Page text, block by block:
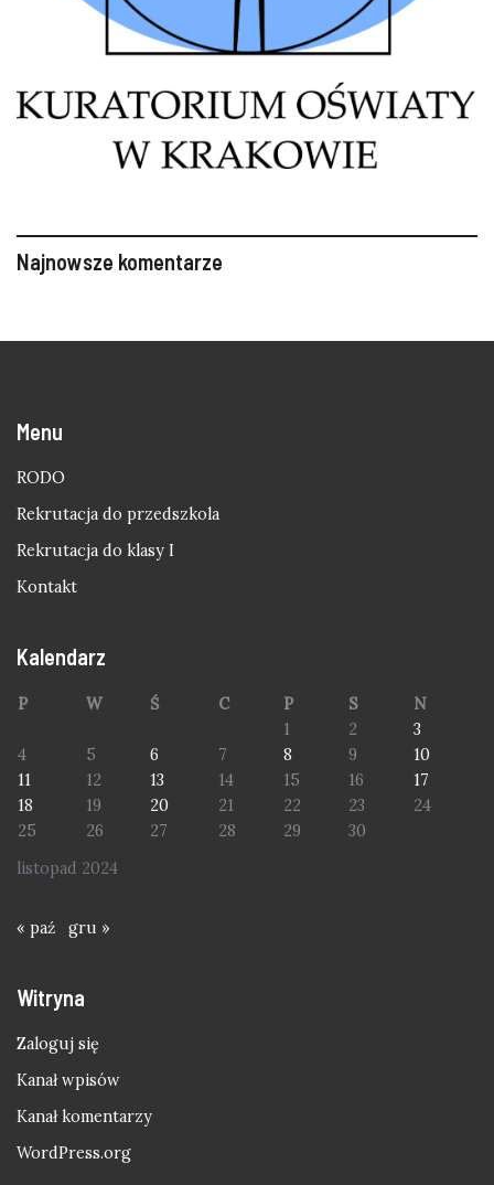
Najnowsze komentarze
Menu
RODO
Rekrutacja do przedszkola
Rekrutacja do klasy I
Kontakt
Kalendarz
listopad 2024
P W Ś C P S
N
1
2
3
4
5 6 7 8 9
10
11
12 13 14 15 16
17
18
19 20 21 22 23
24
25
26 27 28 29 30
« paź gru »
Witryna
Zaloguj się
Kanał wpisów
Kanał komentarzy
WordPress.org